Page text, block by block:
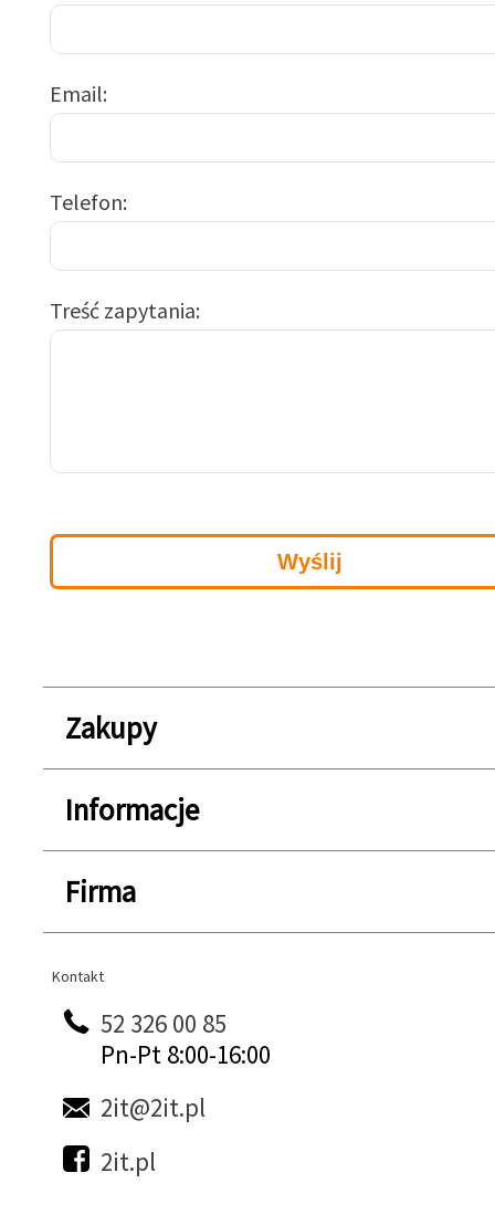
Email
Telefon
Treść zapytania
Zakupy
Informacje
Firma
Kontakt
Kontakt
52 326 00 85
Pn-Pt 8:00-16:00
2it@2it.pl
2it.pl